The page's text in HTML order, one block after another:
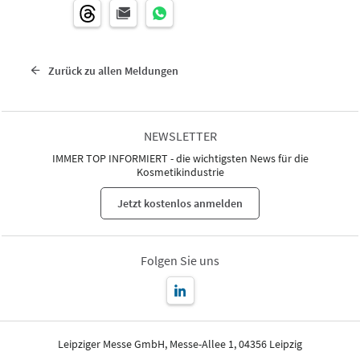
Zurück zu allen Meldungen
NEWSLETTER
IMMER TOP INFORMIERT - die wichtigsten News für die
Kosmetikindustrie
Jetzt kostenlos anmelden
Folgen Sie uns
Leipziger Messe GmbH, Messe-Allee 1, 04356 Leipzig